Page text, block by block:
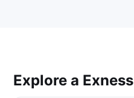
Explore a Exness